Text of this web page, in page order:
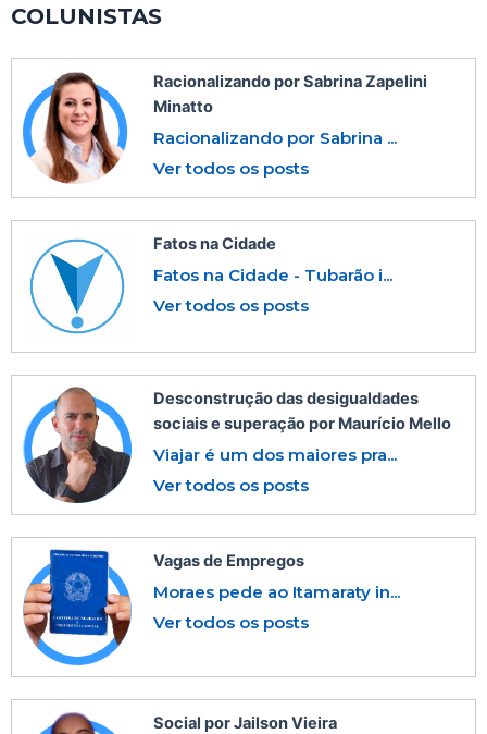
COLUNISTAS
Racionalizando por Sabrina Zapelini
Minatto
Racionalizando por Sabrina ...
Ver todos os posts
Fatos na Cidade
Fatos na Cidade - Tubarão i...
Ver todos os posts
Desconstrução das desigualdades
sociais e superação por Maurício Mello
Viajar é um dos maiores pra...
Ver todos os posts
Vagas de Empregos
Moraes pede ao Itamaraty in...
Ver todos os posts
Social por Jailson Vieira